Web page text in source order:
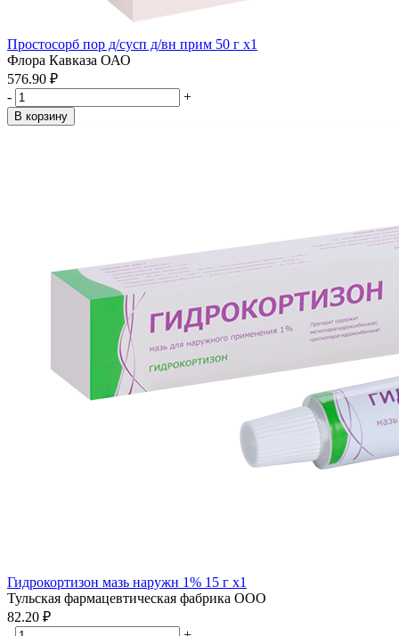
Простосорб пор д/сусп д/вн прим 50 г x1
Флора Кавказа ОАО
576.90 ₽
-
+
В корзину
Гидрокортизон мазь наружн 1% 15 г x1
Тульская фармацевтическая фабрика ООО
82.20 ₽